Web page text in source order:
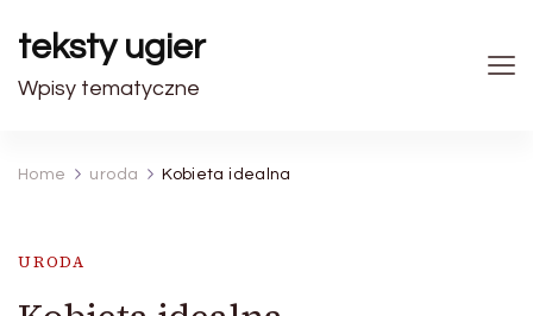
teksty ugier
Wpisy tematyczne
Home uroda Kobieta idealna
URODA